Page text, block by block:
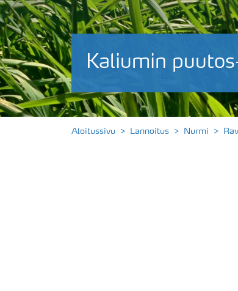
Kaliumin
Aloitussivu Lannoitus Nurmi